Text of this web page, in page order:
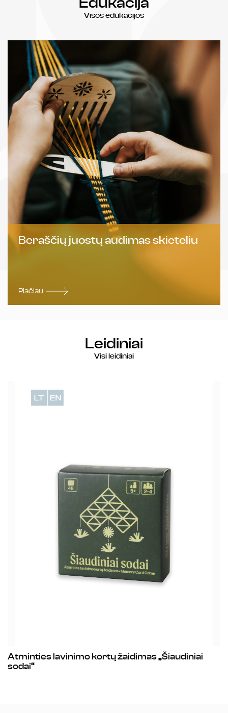
Edukacija
Visos edukacijos
Beraščių juostų audimas skieteliu
Plačiau
Leidiniai
Visi leidiniai
Atminties lavinimo kortų žaidimas „Šiaudiniai
sodai“